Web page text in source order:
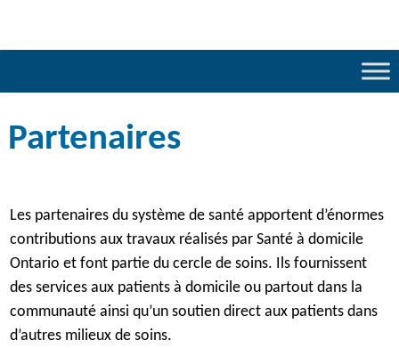
Partenaires
Les partenaires du système de santé apportent d’énormes
contributions aux travaux réalisés par Santé à domicile
Ontario et font partie du cercle de soins. Ils fournissent
des services aux patients à domicile ou partout dans la
communauté ainsi qu’un soutien direct aux patients dans
d’autres milieux de soins.